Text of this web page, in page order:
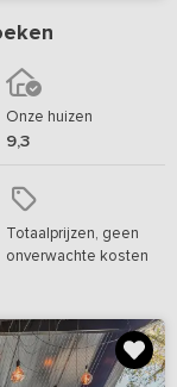
Onze huizen
9,3
Totaalprijzen, geen
onverwachte kosten